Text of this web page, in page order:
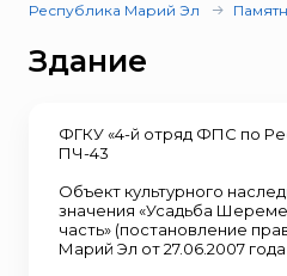
Республика Марий Эл
Здание
ФГКУ «4-й отряд ФПС по
ПЧ-43
Объект культурного
значения «Усадьба
часть» (постановление
Марий Эл от 27.06.2007 года